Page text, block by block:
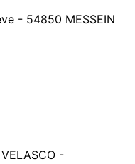
- 54850 MESSEIN
-